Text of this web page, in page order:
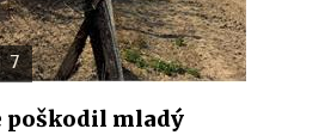
7
poškodil mladý